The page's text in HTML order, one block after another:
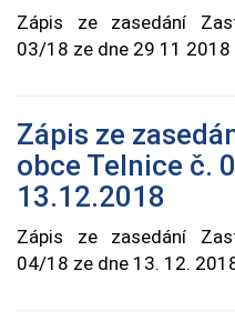
Zápis ze zasedání
03/18 ze dne 29 11 2018
Zápis ze
obce Telnice č.
13.12.2018
Zápis ze zasedání
04/18 ze dne 13. 12.